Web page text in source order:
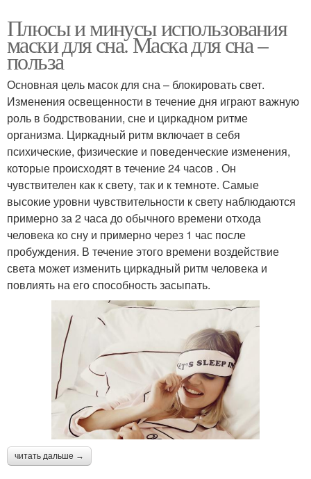
Плюсы и минусы использования
маски для сна. Маска для сна –
польза
Основная цель масок для сна – блокировать свет.
Изменения освещенности в течение дня играют важную
роль в бодрствовании, сне и циркадном ритме
организма. Циркадный ритм включает в себя
психические, физические и поведенческие изменения,
которые происходят в течение 24 часов . Он
чувствителен как к свету, так и к темноте. Самые
высокие уровни чувствительности к свету наблюдаются
примерно за 2 часа до обычного времени отхода
человека ко сну и примерно через 1 час после
пробуждения. В течение этого времени воздействие
света может изменить циркадный ритм человека и
повлиять на его способность засыпать.
читать дальше →